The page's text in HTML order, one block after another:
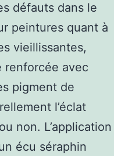
défauts dans le
peintures quant à
vieillissantes,
renforcée avec
pigment de
l’éclat
non. L’application
écu séraphin